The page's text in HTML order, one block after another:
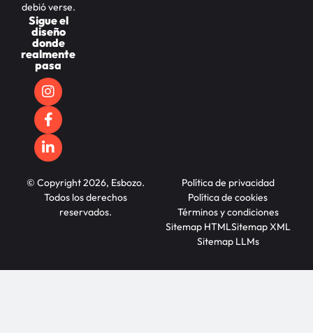
debió verse.
Sigue el
diseño
donde
realmente
pasa
© Copyright 2026, Esbozo.
Todos los derechos
reservados.
Política de privacidad
Política de cookies
Términos y condiciones
Sitemap HTMLSitemap XML
Sitemap LLMs